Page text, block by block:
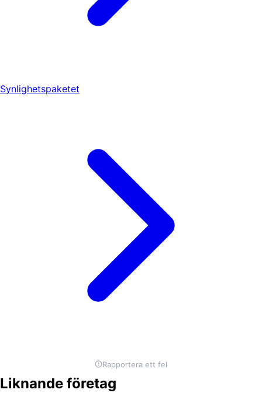
Synlighetspaketet
Rapportera ett fel
Liknande företag